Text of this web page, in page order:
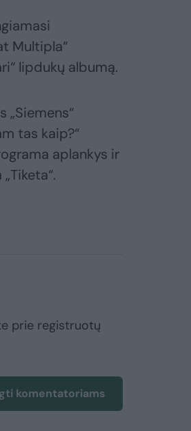
Multipla“
lipdukų albumą.
„Siemens“
tas kaip?“
aplankys ir
prie registruotų
komentatoriams